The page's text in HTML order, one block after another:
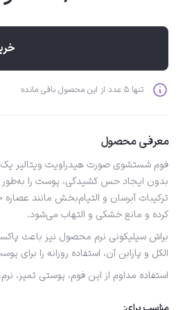
تنها 5 عدد از این محصول باقی مانده
معرفی محصول
فوم شستشوی صورت هیدراویت ویتالیر
بدون ایجاد حس کشیدگی، پوست را به‌طور
کرده و مانع خشکی و التهاب می‌شود.
براش سیلیکونی نرم محصول نیز باعث
الکل و پارابن آن، استفاده روزانه را
استفاده مداوم از این فوم، پوستی تمیز،